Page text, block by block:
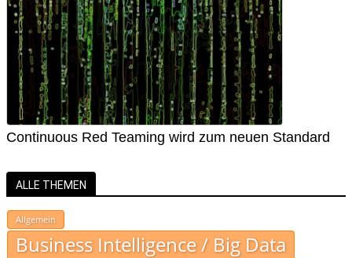
Continuous Red Teaming wird zum neuen Standard
ALLE THEMEN
Allgemein
Business Intelligence / Big Data